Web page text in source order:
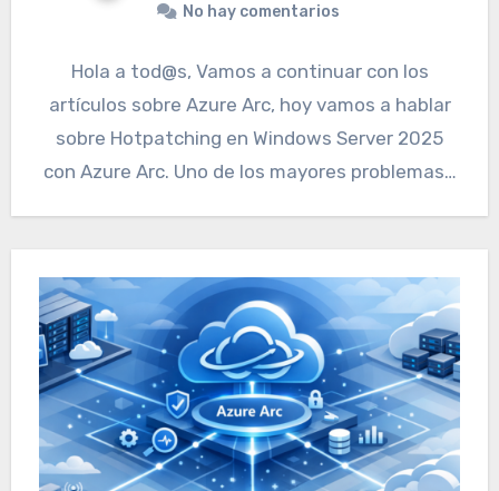
No hay comentarios
Hola a tod@s, Vamos a continuar con los
artículos sobre Azure Arc, hoy vamos a hablar
sobre Hotpatching en Windows Server 2025
con Azure Arc. Uno de los mayores problemas…